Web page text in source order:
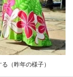
（昨年の様子）